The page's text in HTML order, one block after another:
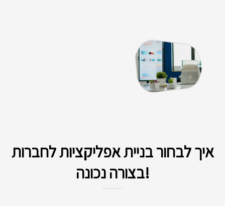
איך לבחור בניית אפליקציות לחברות
בצורה נכונה!